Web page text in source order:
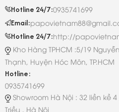
Hotline 24/7:0935741699
Email:
Hotline 24/7:http://
Kho Hàng TPHCM :5/19
Thạnh, Huyện Hóc Môn, TP.HCM
Hotline:
0935741699
Showroom Hà Nội : 32 liền kề
Triều , Hà Nội